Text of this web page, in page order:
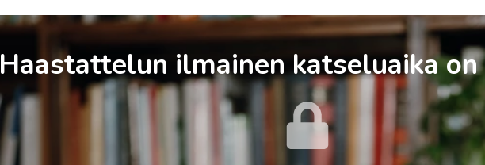
Haastattelun ilmainen katseluaika